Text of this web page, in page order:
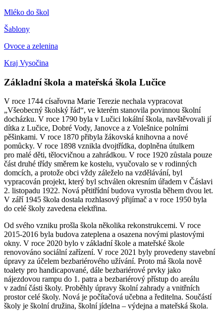
Mléko do škol
Šablony
Ovoce a zelenina
Kraj Vysočina
Základní škola a mateřská škola Lučice
V roce 1744 císařovna Marie Terezie nechala vypracovat
„Všeobecný školský řád“, ve kterém stanovila povinnou školní
docházku. V roce 1790 byla v Lučici lokální škola, navštěvovali jí
dítka z Lučice, Dobré Vody, Janovce a z Volešnice polními
pěšinkami. V roce 1870 přibyla žákovská knihovna a nové
pomůcky. V roce 1898 vznikla dvojtřídka, doplněna útulkem
pro malé děti, tělocvičnou a zahrádkou. V roce 1920 zůstala pouze
část druhé třídy směrem ke kostelu, vyučovalo se v rodinných
domcích, a protože obci vždy záleželo na vzdělávání, byl
vypracován projekt, který byl schválen okresním úřadem v Čáslavi
2. listopadu 1922. Nová pětitřídní budova vyrostla během dvou let.
V září 1945 škola dostala rozhlasový přijímač a v roce 1950 byla
do celé školy zavedena elektřina.
Od svého vzniku prošla škola několika rekonstrukcemi. V roce
2015-2016 byla budova zateplena a osazena novými plastovými
okny. V roce 2020 bylo v základní škole a mateřské škole
renovováno sociální zařízení. V roce 2021 byly provedeny stavební
úpravy za účelem bezbariérového užívání. Proto má škola nově
toalety pro handicapované, dále bezbariérové prvky jako
nájezdovou rampu do 1. patra a bezbariérový přístup do areálu
v zadní části školy. Proběhly úpravy školní zahrady a vnitřních
prostor celé školy. Nová je počítačová učebna a ředitelna. Součástí
školy je školní družina, školní jídelna – výdejna a mateřská škola.